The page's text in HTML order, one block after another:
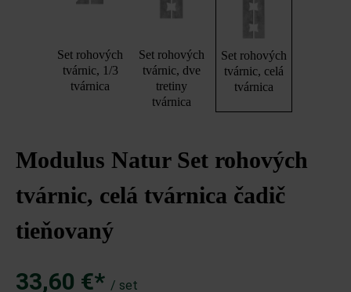
Set rohových
tvárnic, 1/3
tvárnica
Set rohových
tvárnic, dve
tretiny
tvárnica
Set rohových
tvárnic, celá
tvárnica
Modulus Natur Set rohových
tvárnic, celá tvárnica čadič
tieňovaný
33,60 €* / set